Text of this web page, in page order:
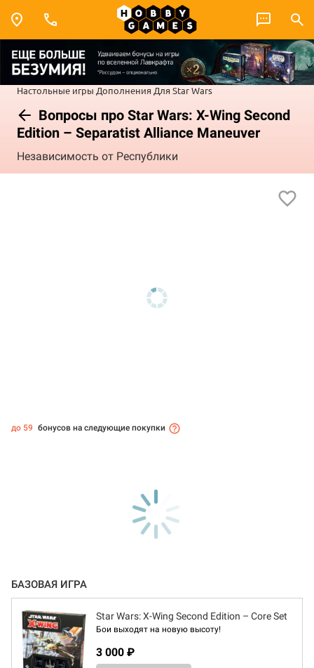
Настольные игры Дополнения Для Star Wars
Вопросы про Star Wars: X-Wing Second
Edition – Separatist Alliance Maneuver
Независимость от Республики
до 59 бонусов на следующие покупки
БАЗОВАЯ ИГРА
Star Wars: X-Wing Second Edition – Core Set
Бои выходят на новую высоту!
3 000 ₽